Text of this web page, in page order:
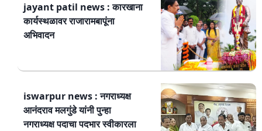
jayant patil news : कारखाना
कार्यस्थळावर राजारामबापूंना
अभिवादन
iswarpur news : नगराध्यक्ष
आनंदराव मलगुंडे यांनी पुन्हा
नगराध्यक्ष पदाचा पदभार स्वीकारला